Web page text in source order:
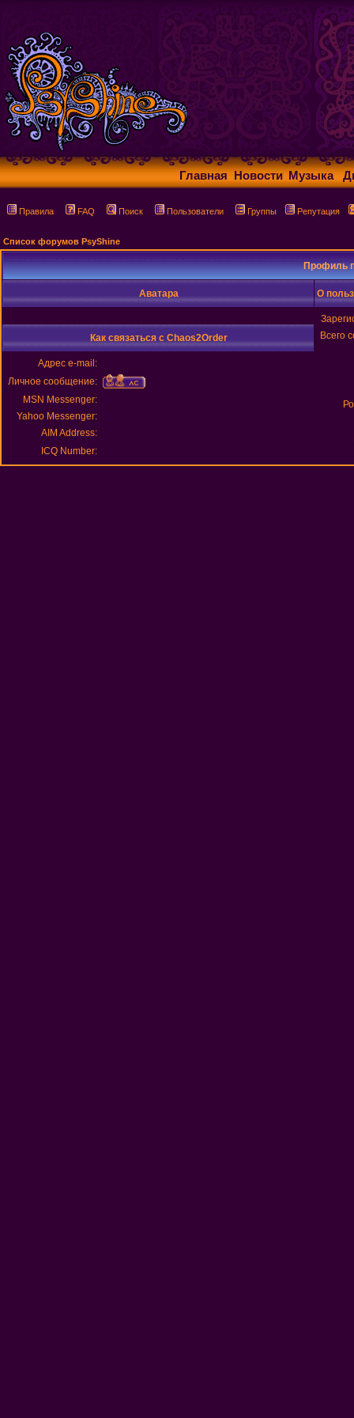
Главная Новости Музыка
Правила FAQ Поиск Пользователи Группы Репутация
Список форумов PsyShine
Профиль
Аватара О
Всего
Как связаться с Chaos2Order
Адрес e-mail:
Личное сообщение:
MSN Messenger:
Yahoo Messenger:
AIM Address:
ICQ Number: